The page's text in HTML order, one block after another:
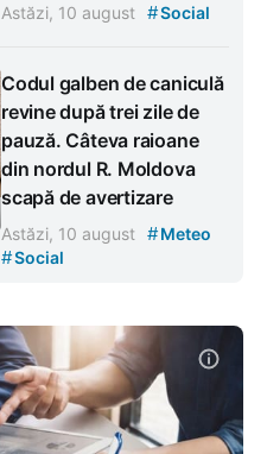
Astăzi, 10 august #Social
Codul galben de caniculă
revine după trei zile de
pauză. Câteva raioane
din nordul R. Moldova
scapă de avertizare
Astăzi, 10 august #Meteo
#Social